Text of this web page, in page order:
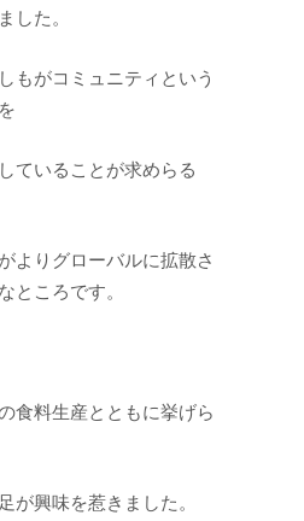
した。
もがコミュニティという
ていることが求めらる
よりグローバルに拡散さ
ところです。
食料生産とともに挙げら
が興味を惹きました。